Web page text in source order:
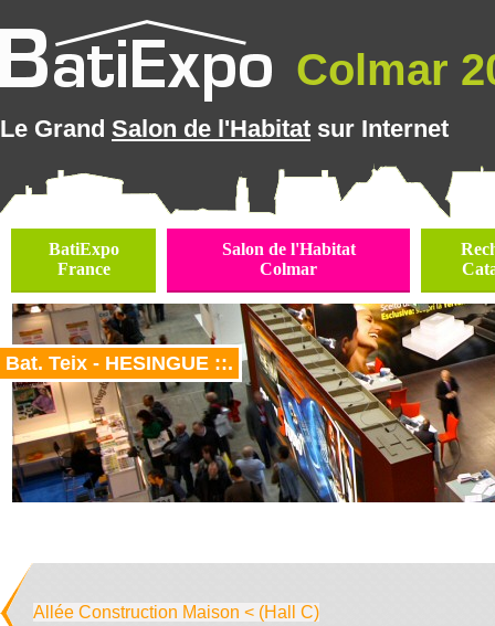
Colmar
Le Grand Salon de l'Habitat sur Internet
BatiExpo
France
Salon de l'Habitat
Colmar
Bat. Teix - HESINGUE ::.
Allée Construction Maison < (Hall C)